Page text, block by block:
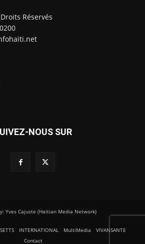
Réservés
NOUS SUR
Yves Cajuste (Haitian Media Network)
INTERNATIONAL MultiMedia
VIVANSANTE
Contact